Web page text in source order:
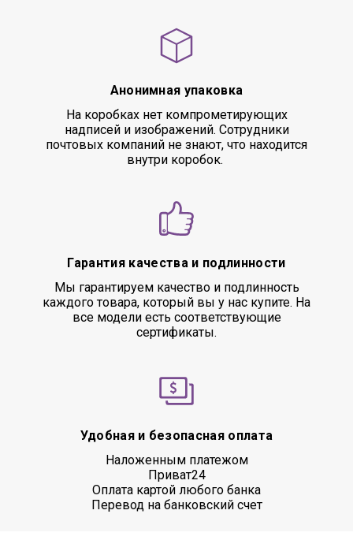
Анонимная упаковка
На коробках нет компрометирующих
надписей и изображений. Сотрудники
почтовых компаний не знают, что находится
внутри коробок.
Гарантия качества и подлинности
Мы гарантируем качество и подлинность
каждого товара, который вы у нас купите. На
все модели есть соответствующие
сертификаты.
Удобная и безопасная оплата
Наложенным платежом
Приват24
Оплата картой любого банка
Перевод на банковский счет